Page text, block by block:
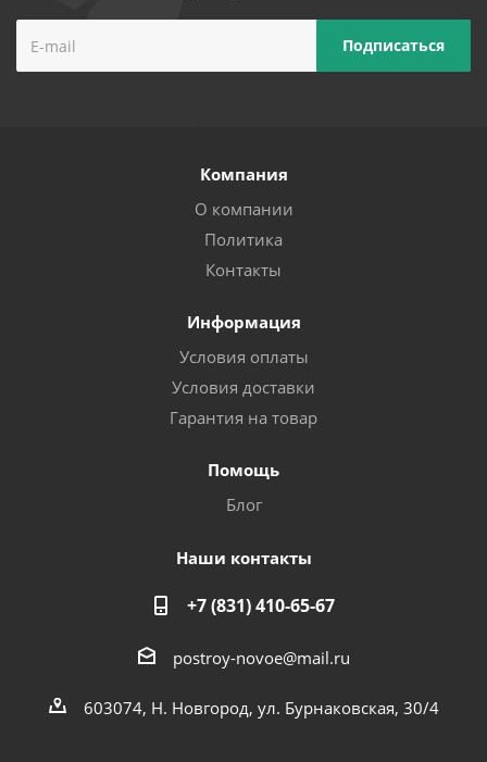
Компания
О компании
Политика
Контакты
Информация
Условия оплаты
Условия доставки
Гарантия на товар
Помощь
Блог
Наши контакты
+7 (831) 410-65-67
postroy-novoe@mail.ru
603074, Н. Новгород, ул. Бурнаковская, 30/4